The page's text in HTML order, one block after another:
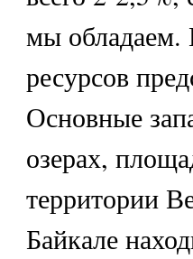
мы обладаем.
ресурсов
Основные
озерах,
территории
Байкале